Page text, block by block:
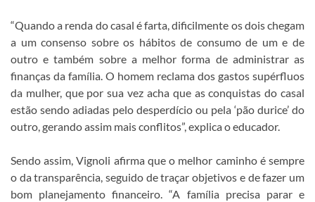
“Quando a renda do casal é farta, dificilmente os dois chegam
a um consenso sobre os hábitos de consumo de um e de
outro e também sobre a melhor forma de administrar as
finanças da família. O homem reclama dos gastos supérfluos
da mulher, que por sua vez acha que as conquistas do casal
estão sendo adiadas pelo desperdício ou pela ‘pão durice’ do
outro, gerando assim mais conflitos”, explica o educador.
Sendo assim, Vignoli afirma que o melhor caminho é sempre
o da transparência, seguido de traçar objetivos e de fazer um
bom planejamento financeiro. “A família precisa parar e